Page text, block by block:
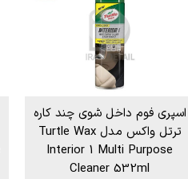
اسپری فوم داخل شوی چند کاره
ترتل واکس مدل Turtle Wax
Interior 1 Multi Purpose
Cleaner 532ml